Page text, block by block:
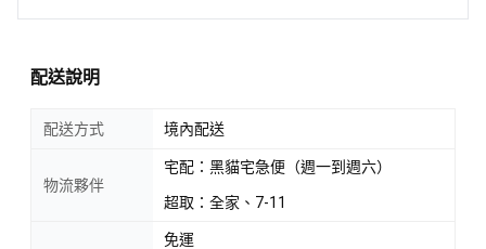
配送說明
配送方式 境內配送
物流夥伴
宅配：黑貓宅急便（週一到週六）
超取：全家、7-11
免運